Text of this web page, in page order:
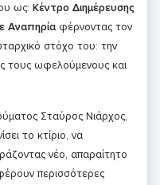
ως: Κέντρο Διημέρευσης
Αναπηρία φέρνοντας τον
στόχο του: την
τους ωφελούμενους και
Σταύρος Νιάρχος,
το κτίριο, να
νέο, απαραίτητο
περισσότερες